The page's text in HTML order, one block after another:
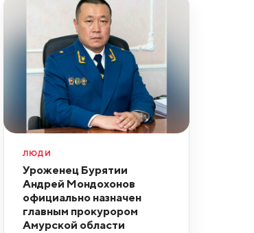
ЛЮДИ
Уроженец Бурятии
Андрей Мондохонов
официально назначен
главным прокурором
Амурской области